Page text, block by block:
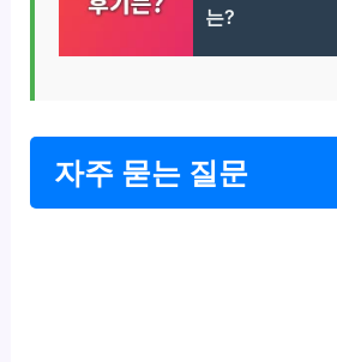
는?
자주 묻는 질문